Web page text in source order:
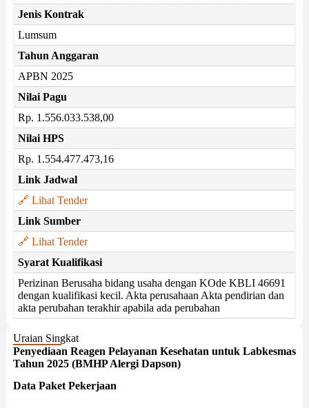
Jenis Kontrak
Lumsum
Tahun Anggaran
APBN 2025
Nilai Pagu
Rp. 1.556.033.538,00
Nilai HPS
Rp. 1.554.477.473,16
Link Jadwal
🔗 Lihat Tender
Link Sumber
🔗 Lihat Tender
Syarat Kualifikasi
Perizinan Berusaha bidang usaha dengan KOde KBLI 46691
dengan kualifikasi kecil. Akta perusahaan Akta pendirian dan
akta perubahan terakhir apabila ada perubahan
Uraian Singkat
Penyediaan Reagen Pelayanan Kesehatan untuk Labkesmas
Tahun 2025 (BMHP Alergi Dapson)
Data Paket Pekerjaan